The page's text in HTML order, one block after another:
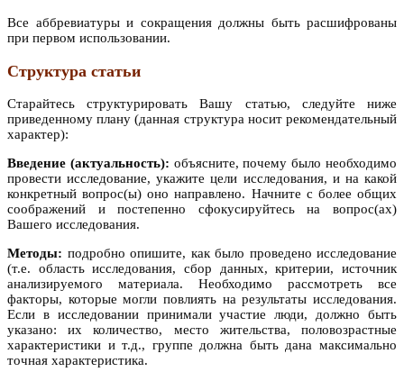
Все аббревиатуры и сокращения должны быть расшифрованы
при первом использовании.
Структура статьи
Старайтесь структурировать Вашу статью, следуйте ниже
приведенному плану (данная структура носит рекомендательный
характер):
Введение (актуальность): объясните, почему было необходимо
провести исследование, укажите цели исследования, и на какой
конкретный вопрос(ы) оно направлено. Начните с более общих
соображений и постепенно сфокусируйтесь на вопрос(ах)
Вашего исследования.
Методы: подробно опишите, как было проведено исследование
(т.е. область исследования, сбор данных, критерии, источник
анализируемого материала. Необходимо рассмотреть все
факторы, которые могли повлиять на результаты исследования.
Если в исследовании принимали участие люди, должно быть
указано: их количество, место жительства, половозрастные
характеристики и т.д., группе должна быть дана максимально
точная характеристика.